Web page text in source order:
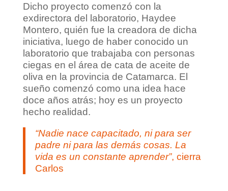
Dicho proyecto comenzó con la
exdirectora del laboratorio, Haydee
Montero, quién fue la creadora de dicha
iniciativa, luego de haber conocido un
laboratorio que trabajaba con personas
ciegas en el área de cata de aceite de
oliva en la provincia de Catamarca. El
sueño comenzó como una idea hace
doce años atrás; hoy es un proyecto
hecho realidad.
“Nadie nace capacitado, ni para ser
padre ni para las demás cosas. La
vida es un constante aprender”, cierra
Carlos